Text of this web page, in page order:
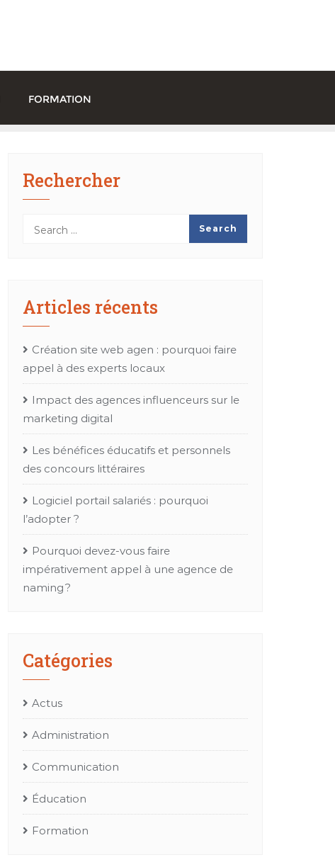
FORMATION
Rechercher
Articles récents
Création site web agen : pourquoi faire
appel à des experts locaux
Impact des agences influenceurs sur le
marketing digital
Les bénéfices éducatifs et personnels
des concours littéraires
Logiciel portail salariés : pourquoi
l’adopter ?
Pourquoi devez-vous faire
impérativement appel à une agence de
naming ?
Catégories
Actus
Administration
Communication
Éducation
Formation